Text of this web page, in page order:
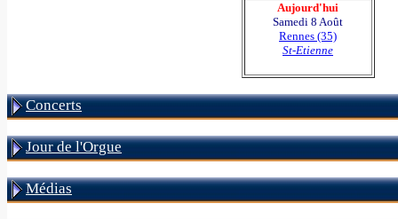
Aujourd'hui
Samedi 8 Août
Rennes (35)
St-Etienne
Concerts
Jour de l'Orgue
Médias